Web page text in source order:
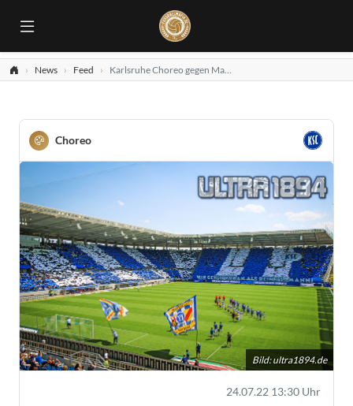
News Feed Karlsruhe Choreo gegen Magdeburg
Choreo
Bild:ultra1894.de
24.07.22 13:30 Uhr